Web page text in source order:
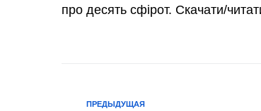
про десять сфірот. Скачати/
ПРЕДЫДУЩАЯ